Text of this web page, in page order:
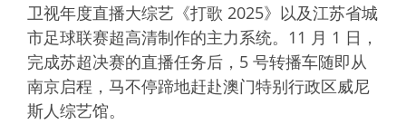
卫视年度直播大综艺《打歌 2025》以及江苏省城
市足球联赛超高清制作的主力系统。11 月 1 日，
完成苏超决赛的直播任务后，5 号转播车随即从
南京启程，马不停蹄地赶赴澳门特别行政区威尼
斯人综艺馆。